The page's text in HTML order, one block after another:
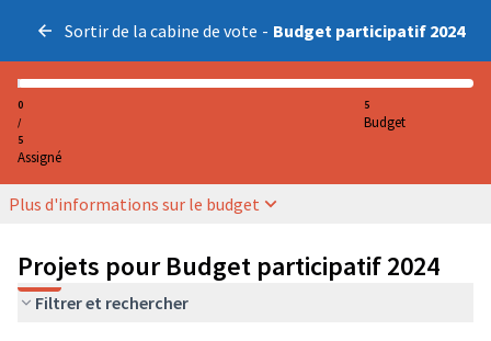
Sortir de la cabine de vote - Budget participatif 2024
0
/
5
Assigné
5
Budget
Plus d'informations sur le budget
Projets pour Budget participatif 2024
Filtrer et rechercher